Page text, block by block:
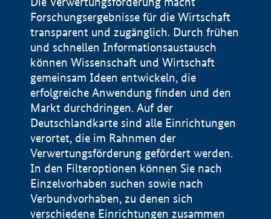
Forschungsergebnisse für die Wirtschaft
transparent und zugänglich. Durch frühen
und schnellen Informationsaustausch
können Wissenschaft und Wirtschaft
gemeinsam Ideen entwickeln, die
erfolgreiche Anwendung finden und den
Markt durchdringen. Auf der
Deutschlandkarte sind alle Einrichtungen
verortet, die im Rahnmen der
Verwertungsförderung gefördert werden.
In den Filteroptionen können Sie nach
Einzelvorhaben suchen sowie nach
Verbundvorhaben, zu denen sich
verschiedene Einrichtungen zusammen